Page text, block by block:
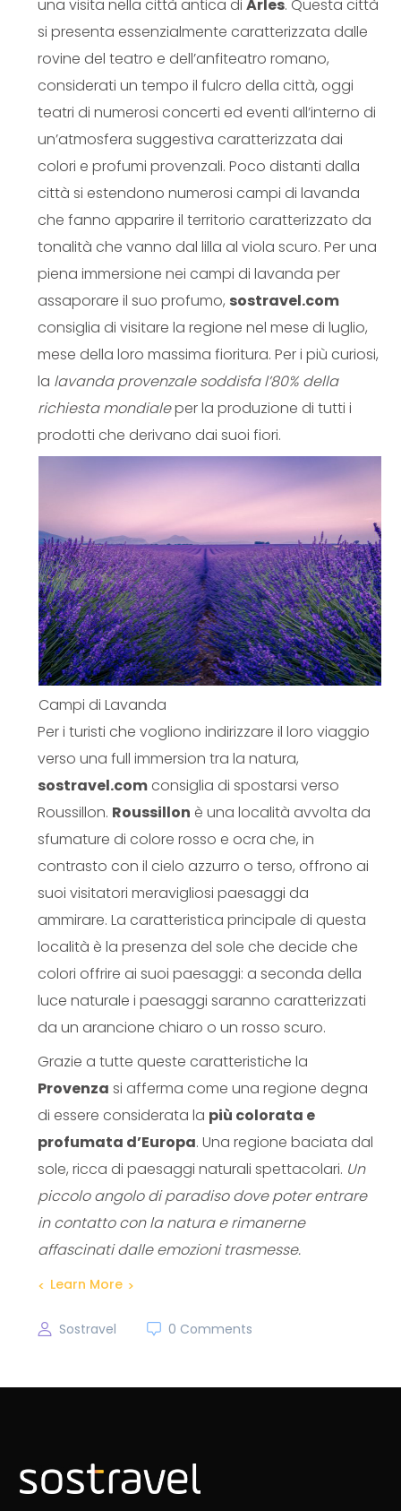
una visita nella città antica diArles. Questa città
si presenta essenzialmente caratterizzata dalle
rovine del teatro e dell’anfiteatro romano,
considerati un tempo il fulcro della città, oggi
teatri di numerosi concerti ed eventi all’interno di
un’atmosfera suggestiva caratterizzata dai
colori e profumi provenzali. Poco distanti dalla
città si estendono numerosi campi di lavanda
che fanno apparire il territorio caratterizzato da
tonalità che vanno dal lilla al viola scuro. Per una
piena immersione nei campi di lavanda per
assaporare il suo profumo, sostravel.com
consiglia di visitare la regione nel mese di luglio,
mese della loro massima fioritura. Per i più curiosi,
la lavanda provenzale soddisfa l’80% della
richiesta mondialeper la produzione di tutti i
prodotti che derivano dai suoi fiori.
Campi di Lavanda
Per i turisti che vogliono indirizzare il loro viaggio
verso una full immersion tra la natura,
sostravel.com consiglia di spostarsi verso
Roussillon. Roussillon è una località avvolta da
sfumature di colore rosso e ocra che, in
contrasto con il cielo azzurro o terso, offrono ai
suoi visitatori meravigliosi paesaggi da
ammirare. La caratteristica principale di questa
località è la presenza del sole che decide che
colori offrire ai suoi paesaggi: a seconda della
luce naturale i paesaggi saranno caratterizzati
da un arancione chiaro o un rosso scuro.
Grazie a tutte queste caratteristiche la
Provenza si afferma come una regione degna
di essere considerata la più colorata e
profumata d’Europa. Una regione baciata dal
sole, ricca di paesaggi naturali spettacolari. Un
piccolo angolo di paradiso dove poter entrare
in contatto con la natura e rimanerne
affascinati dalle emozioni trasmesse.
Learn More
Sostravel 0 Comments